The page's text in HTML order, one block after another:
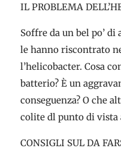
IL PROBLEMA
Soffre da un bel po’
le hanno riscontrato
l’helicobacter. Cosa
batterio? È un
conseguenza? O che
colite dl punto di vista
CONSIGLI SUL DA